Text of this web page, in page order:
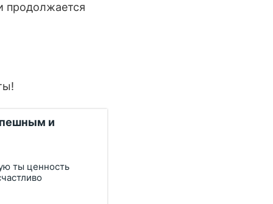
продолжается
и
ты ценность